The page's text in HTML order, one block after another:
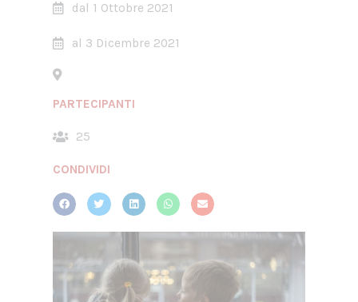
dal 1 Ottobre 2021
al 3 Dicembre 2021
PARTECIPANTI
25
CONDIVIDI